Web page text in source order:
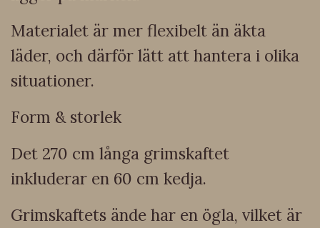
Materialet är mer flexibelt än äkta
läder, och därför lätt att hantera i olika
situationer.
Form & storlek
Det 270 cm långa grimskaftet
inkluderar en 60 cm kedja.
Grimskaftets ände har en ögla, vilket är